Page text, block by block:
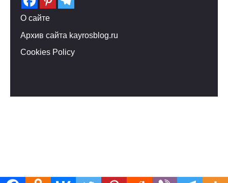
О сайте
Архив сайта kayrosblog.ru
Cookies Policy